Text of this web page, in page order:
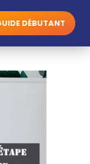
DÉBUTANT